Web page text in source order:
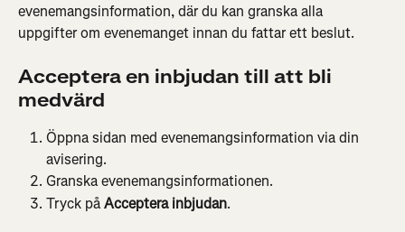
evenemangsinformation, där du kan granska alla
uppgifter om evenemanget innan du fattar ett beslut.
Acceptera en inbjudan till att bli
medvärd
Öppna sidan med evenemangsinformation via din
avisering.
Granska evenemangsinformationen.
Tryck på Acceptera inbjudan.